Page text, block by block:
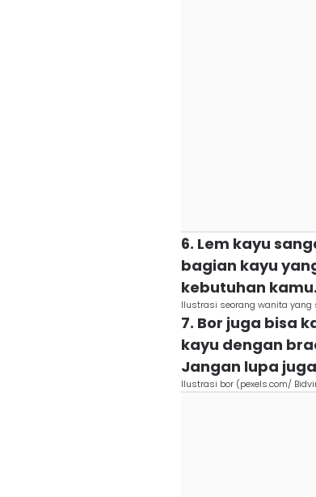
6. Lem kayu
bagian kayu
kebutuhan kamu.
Ilustrasi seorang wanita yang
7. Bor juga bisa
kayu dengan
Jangan lupa
Ilustrasi bor (pexels.com/